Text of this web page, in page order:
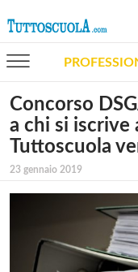
Concorso
a chi si iscrive
Tuttoscuola
23 gennaio 2019